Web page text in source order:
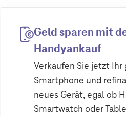
Geld sparen mit
Handyankauf
Verkaufen Sie jetzt
Smartphone und
neues Gerät, egal ob
Smartwatch oder